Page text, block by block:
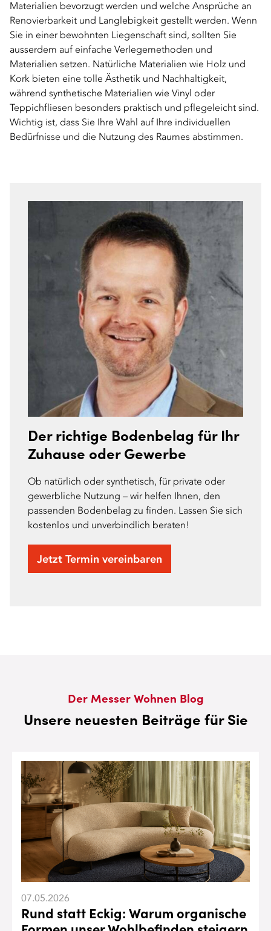
Materialien bevorzugt werden und welche Ansprüche an
Renovierbarkeit und Langlebigkeit gestellt werden. Wenn
Sie in einer bewohnten Liegenschaft sind, sollten Sie
ausserdem auf einfache Verlegemethoden und
Materialien setzen. Natürliche Materialien wie Holz und
Kork bieten eine tolle Ästhetik und Nachhaltigkeit,
während synthetische Materialien wie Vinyl oder
Teppichfliesen besonders praktisch und pflegeleicht sind.
Wichtig ist, dass Sie Ihre Wahl auf Ihre individuellen
Bedürfnisse und die Nutzung des Raumes abstimmen.
Der richtige Bodenbelag für Ihr
Zuhause oder Gewerbe
Ob natürlich oder synthetisch, für private oder
gewerbliche Nutzung – wir helfen Ihnen, den
passenden Bodenbelag zu finden. Lassen Sie sich
kostenlos und unverbindlich beraten!
Jetzt Termin vereinbaren
Der Messer Wohnen Blog
Unsere neuesten Beiträge für Sie
07.05.2026
Rund statt Eckig: Warum organische